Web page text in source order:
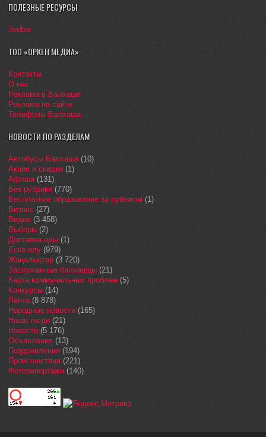
ПОЛЕЗНЫЕ РЕСУРСЫ
Jooble
ТОО «ОРКЕН МЕДИА»
Контакты
О нас
Реклама в Балхаше
Реклама на сайте
Телефоны Балхаша
НОВОСТИ ПО РАЗДЕЛАМ
Автобусы Балхаша(10)
Акции и скидки (1)
Афиша(131)
Без рубрики (770)
Бесплатное образование за рубежом (1)
Бизнес (27)
Видео (3 458)
Выборы (2)
Доставка еды (1)
Еске алу (979)
Жаңалықтар (3 720)
Заслуженные балхашцы (21)
Карта коммунальных проблем (5)
Конкурсы (14)
Лента(8 878)
Народные новости (165)
Наши люди (21)
Новости (5 176)
Объявления (13)
Поздравления (194)
Происшествия (221)
Фоторепортажи (140)